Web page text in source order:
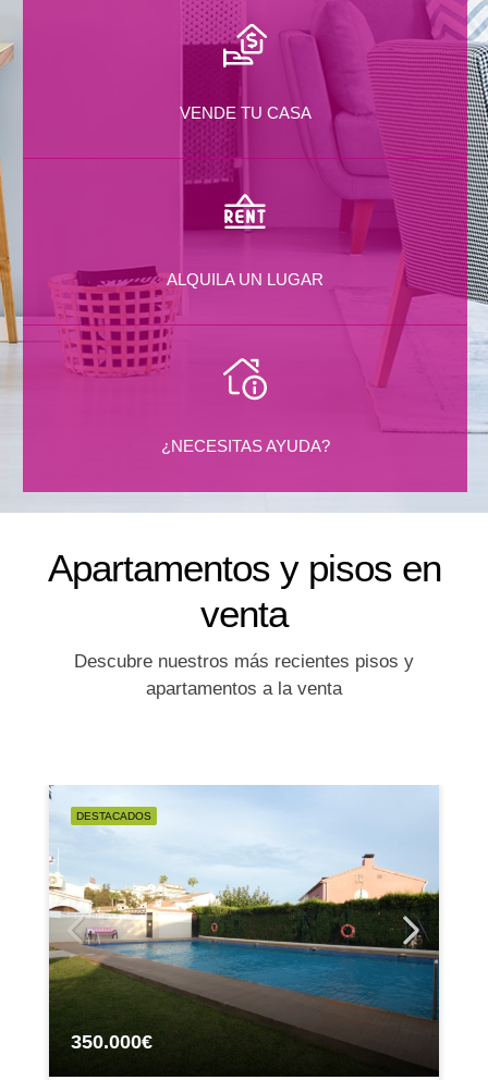
VENDE TU CASA
ALQUILA UN LUGAR
¿NECESITAS AYUDA?
Apartamentos y pisos en
venta
Descubre nuestros más recientes pisos y
apartamentos a la venta
DESTACADOS
350.000€